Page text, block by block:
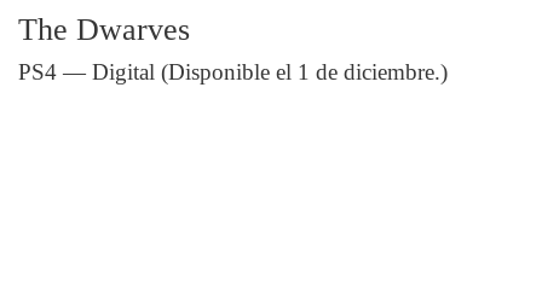
The Dwarves
PS4 — Digital (Disponible el 1 de diciembre.)